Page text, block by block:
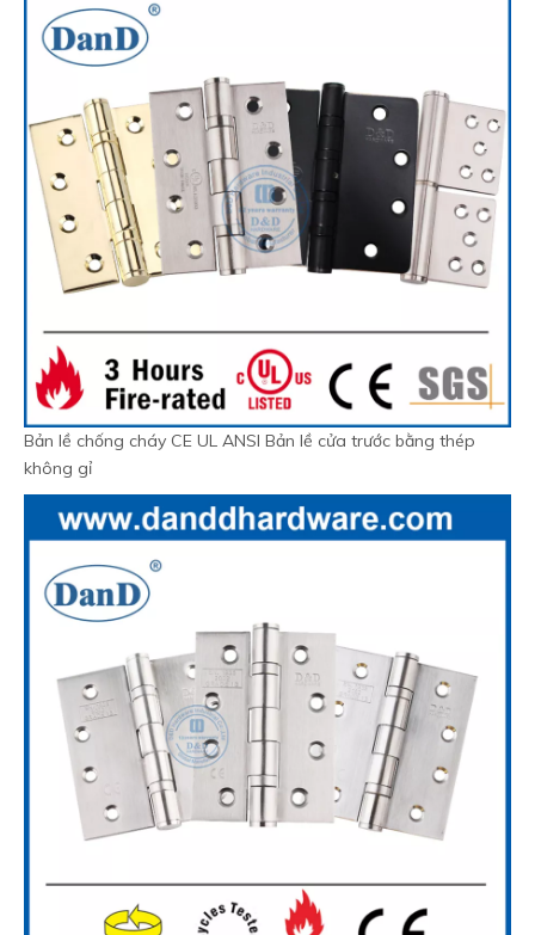
Bản lề chống cháy CE UL ANSI Bản lề cửa trước bằng thép
không gỉ